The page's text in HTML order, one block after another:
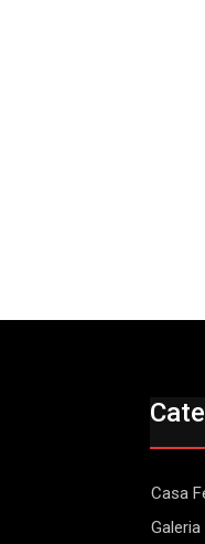
Casa
Galeria